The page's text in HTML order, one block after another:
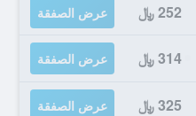
252 ﷼ عرض الصفقة
314 ﷼ عرض الصفقة
325 ﷼ عرض الصفقة